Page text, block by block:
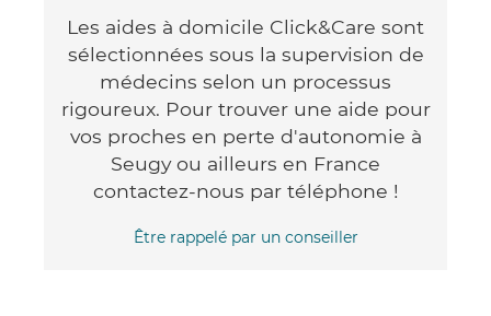
Les aides à domicile Click&Care sont
sélectionnées sous la supervision de
médecins selon un processus
rigoureux. Pour trouver une aide pour
vos proches en perte d'autonomie à
Seugy ou ailleurs en France
contactez-nous par téléphone !
Être rappelé par un conseiller